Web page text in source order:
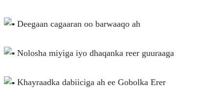
Deegaan cagaaran oo barwaaqo ah
Nolosha miyiga iyo dhaqanka reer guuraaga
Khayraadka dabiiciga ah ee Gobolka Erer